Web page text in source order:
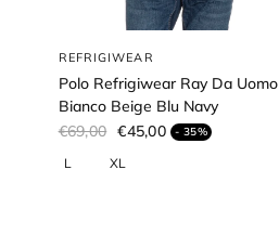
REFRIGIWEAR
Polo Refrigiwear Ray Da Uomo
Bianco Beige Blu Navy
€69,00 €45,00 - 35%